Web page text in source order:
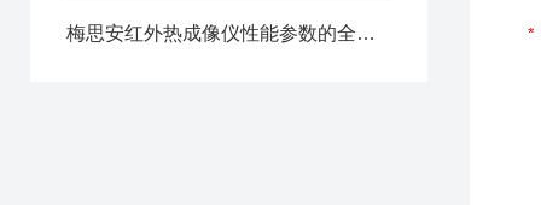
梅思安红外热成像仪性能参数的全面解析